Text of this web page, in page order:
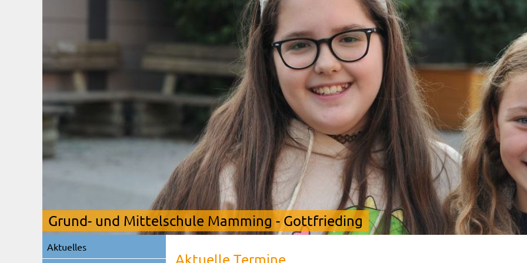
Grund- und Mittelschule Mamming - Gottfrieding
Aktuelle Termine
Navigation
überspringen
Aktuelles